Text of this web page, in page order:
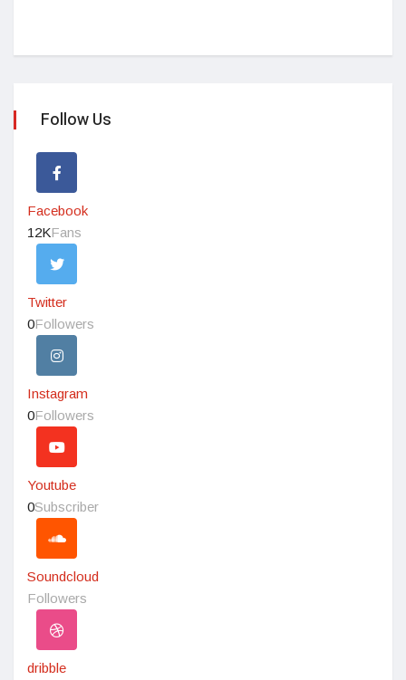
Follow Us
Facebook
12KFans
Twitter
0Followers
Instagram
0Followers
Youtube
0Subscriber
Soundcloud
Followers
dribble